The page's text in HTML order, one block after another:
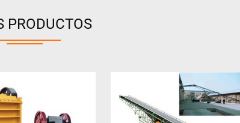
PRODUCTOS